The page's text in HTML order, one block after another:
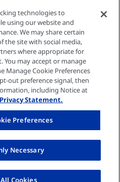
technologies to
using our website and
We may share certain
the site with social media,
where appropriate for
You may accept or manage
Manage Cookie Preferences
out preference signal, then
including Notice at
Privacy Statement.
Preferences
Necessary
Cookies